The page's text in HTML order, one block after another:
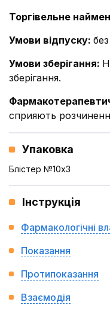
Торгівельне
Умови відпуску:
Умови зберігання:
зберігання.
сприяють
Упаковка
Блістер №10x3
Інструкція
Фармакологічні
Показання
Протипоказання
Взаємодія